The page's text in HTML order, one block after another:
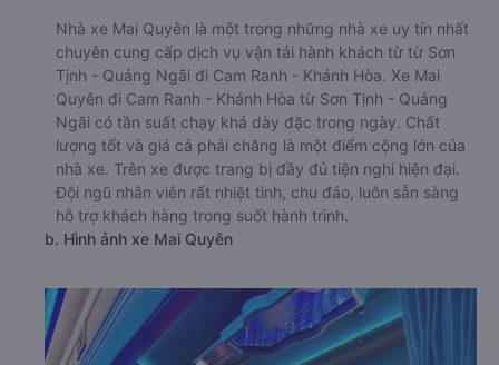
Nhà xe Mai Quyên là một trong những nhà xe uy tín nhất
chuyên cung cấp dịch vụ vận tải hành khách từ từ Sơn
Tịnh - Quảng Ngãi đi Cam Ranh - Khánh Hòa. Xe Mai
Quyên đi Cam Ranh - Khánh Hòa từ Sơn Tịnh - Quảng
Ngãi có tần suất chạy khá dày đặc trong ngày. Chất
lượng tốt và giá cả phải chăng là một điểm cộng lớn của
nhà xe. Trên xe được trang bị đầy đủ tiện nghi hiện đại.
Đội ngũ nhân viên rất nhiệt tình, chu đáo, luôn sẵn sàng
hỗ trợ khách hàng trong suốt hành trình.
b. Hình ảnh xe Mai Quyên